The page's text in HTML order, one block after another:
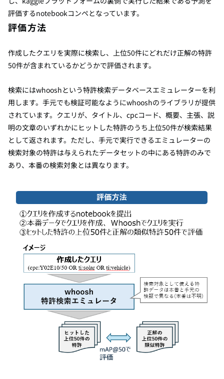
評価するnotebookコンペとなっています。
評価方法
作成したクエリを実際に検索し、上位50件にどれだけ正解の特許
50件が含まれているかどうかで評価されます。
検索にはwhooshという特許検索データベースエミュレーターを利
用します。手元でも検証可能なようにwhooshのライブラリが提供
されています。クエリが、タイトル、cpcコード、概要、主張、説
明の文章のいずれかにヒットした特許のうち上位50件が検索結果
として返されます。ただし、手元で実行できるエミュレーターの
検索対象の特許は与えられたデータセットの中にある特許のみで
あり、本番の検索対象とは異なります。